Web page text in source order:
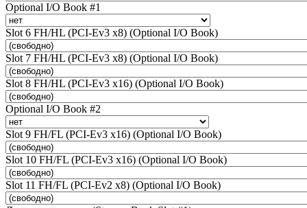
Optional I/O Book #1
Slot 6 FH/HL (PCI-Ev3 x8) (Optional I/O Book)
Slot 7 FH/HL (PCI-Ev3 x8) (Optional I/O Book)
Slot 8 FH/HL (PCI-Ev3 x16) (Optional I/O Book)
Optional I/O Book #2
Slot 9 FH/FL (PCI-Ev3 x16) (Optional I/O Book)
Slot 10 FH/FL (PCI-Ev3 x16) (Optional I/O Book)
Slot 11 FH/FL (PCI-Ev2 x8) (Optional I/O Book)